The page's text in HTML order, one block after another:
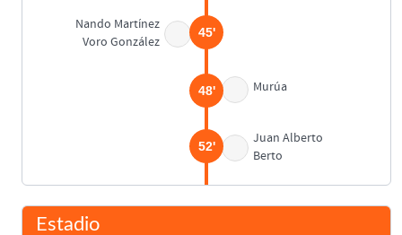
Nando Martínez
Voro González
45'
Murúa
48'
Juan Alberto
Berto
52'
Lubo Penev(Pen.) 54'
Estadio